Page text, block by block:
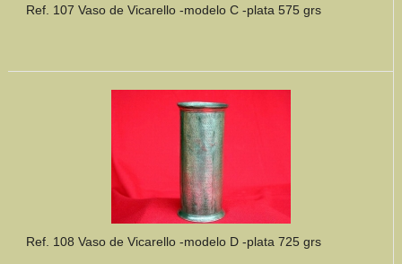
Ref. 107 Vaso de Vicarello -modelo C -plata 575 grs
Ref. 108 Vaso de Vicarello -modelo D -plata 725 grs